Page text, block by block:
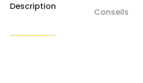
Description
Conseils